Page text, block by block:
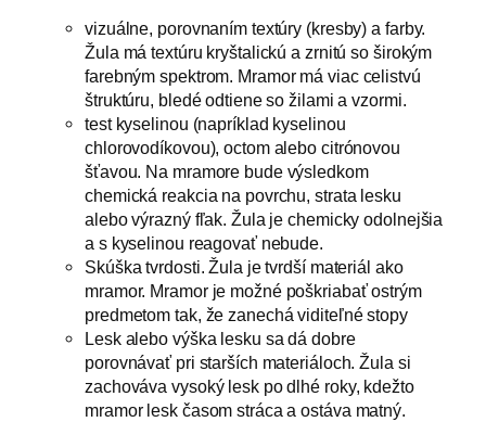
vizuálne, porovnaním textúry (kresby) a farby.
Žula má textúru kryštalickú a zrnitú so širokým
farebným spektrom. Mramor má viac celistvú
štruktúru, bledé odtiene so žilami a vzormi.
test kyselinou (napríklad kyselinou
chlorovodíkovou), octom alebo citrónovou
šťavou. Na mramore bude výsledkom
chemická reakcia na povrchu, strata lesku
alebo výrazný fľak. Žula je chemicky odolnejšia
a s kyselinou reagovať nebude.
Skúška tvrdosti. Žula je tvrdší materiál ako
mramor. Mramor je možné poškriabať ostrým
predmetom tak, že zanechá viditeľné stopy
Lesk alebo výška lesku sa dá dobre
porovnávať pri starších materiáloch. Žula si
zachováva vysoký lesk po dlhé roky, kdežto
mramor lesk časom stráca a ostáva matný.